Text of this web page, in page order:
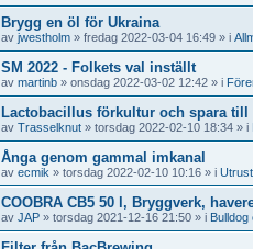
Brygg en öl för Ukraina
av jwestholm » fredag 2022-03-04 16:49 » i
SM 2022 - Folkets val inställt
av martinb » onsdag 2022-03-02 12:42 » i
Lactobacillus förkultur och spara till
av Trasselknut » torsdag 2022-02-10 18:34 » i
Ånga genom gammal imkanal
av ecmik » torsdag 2022-02-10 10:16 » i
COOBRA CB5 50 l, Bryggverk,
av JAP » torsdag 2021-12-16 21:50 » i Bulldog